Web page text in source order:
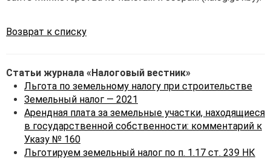
Возврат к списку
Статьи журнала «Налоговый вестник»
Льгота по земельному налогу при строительстве
Земельный налог — 2021
Арендная плата за земельные участки, находящиеся
в государственной собственности: комментарий к
Указу № 160
Льготируем земельный налог по п. 1.17 ст. 239 НК